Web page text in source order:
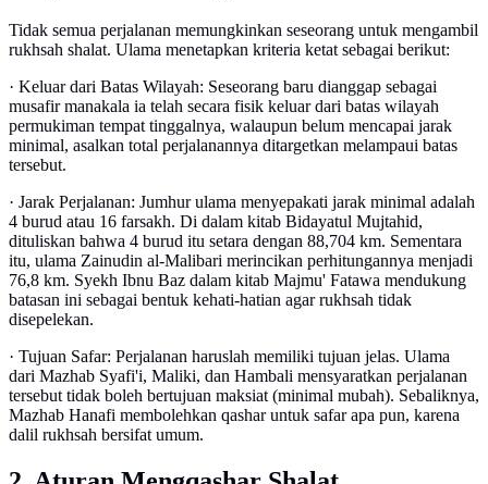
Tidak semua perjalanan memungkinkan seseorang untuk mengambil
rukhsah shalat. Ulama menetapkan kriteria ketat sebagai berikut:
· Keluar dari Batas Wilayah: Seseorang baru dianggap sebagai
musafir manakala ia telah secara fisik keluar dari batas wilayah
permukiman tempat tinggalnya, walaupun belum mencapai jarak
minimal, asalkan total perjalanannya ditargetkan melampaui batas
tersebut.
· Jarak Perjalanan: Jumhur ulama menyepakati jarak minimal adalah
4 burud atau 16 farsakh. Di dalam kitab Bidayatul Mujtahid,
dituliskan bahwa 4 burud itu setara dengan 88,704 km. Sementara
itu, ulama Zainudin al-Malibari merincikan perhitungannya menjadi
76,8 km. Syekh Ibnu Baz dalam kitab Majmu' Fatawa mendukung
batasan ini sebagai bentuk kehati-hatian agar rukhsah tidak
disepelekan.
· Tujuan Safar: Perjalanan haruslah memiliki tujuan jelas. Ulama
dari Mazhab Syafi'i, Maliki, dan Hambali mensyaratkan perjalanan
tersebut tidak boleh bertujuan maksiat (minimal mubah). Sebaliknya,
Mazhab Hanafi membolehkan qashar untuk safar apa pun, karena
dalil rukhsah bersifat umum.